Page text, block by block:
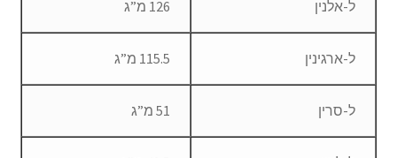
ל-אלנין 126 מ”ג
ל-ארגינין 115.5 מ”ג
ל-סרין 51 מ”ג